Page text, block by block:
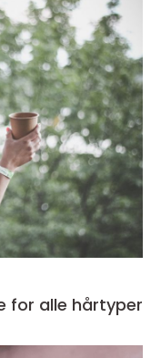
for alle hårtyper